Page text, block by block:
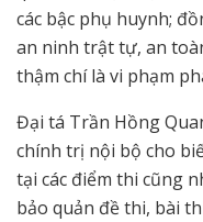
các bậc phụ huynh;
an ninh trật tự, an
thậm chí là vi phạm
Đại tá Trần Hồng
chính trị nội bộ cho
tại các điểm thi cũng
bảo quản đề thi, bài